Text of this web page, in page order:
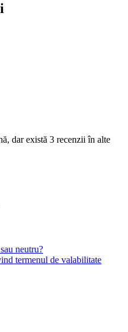
dar există 3 recenzii în alte
neutru?
termenul de valabilitate